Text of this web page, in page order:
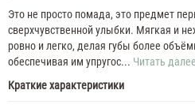
Это не просто помада, это предмет
сверхчувственной улыбки. Мягкая и
ровно и легко, делая губы более
обеспечивая им упругос... Читать
Краткие характеристики